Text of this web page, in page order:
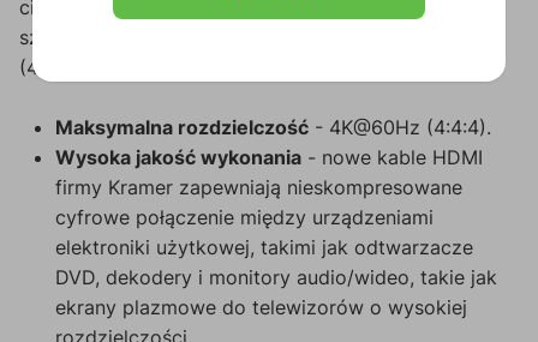
ciasnych przestrzeniach za telewizorami lub w
szafkach. Obsługuje rozdzielczości do 4K@60Hz
(4:4:4)
Maksymalna rozdzielczość - 4K@60Hz (4:4:4).
Wysoka jakość wykonania - nowe kable HDMI
firmy Kramer zapewniają nieskompresowane
cyfrowe połączenie między urządzeniami
elektroniki użytkowej, takimi jak odtwarzacze
DVD, dekodery i monitory audio/wideo, takie jak
ekrany plazmowe do telewizorów o wysokiej
rozdzielczości.